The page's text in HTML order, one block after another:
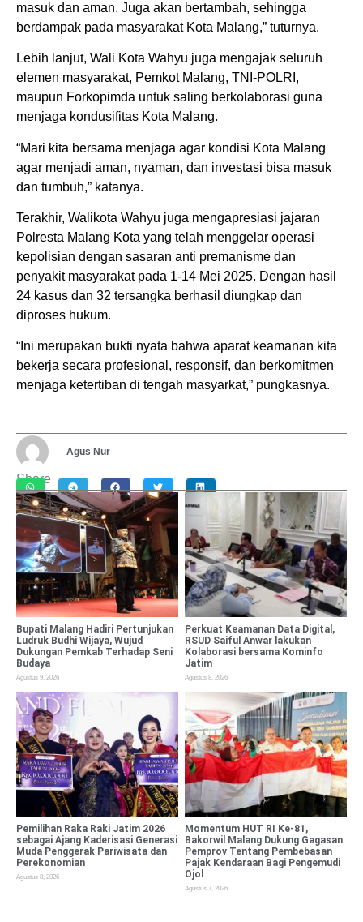
masuk dan aman. Juga akan bertambah, sehingga
berdampak pada masyarakat Kota Malang,” tuturnya.
Lebih lanjut, Wali Kota Wahyu juga mengajak seluruh
elemen masyarakat, Pemkot Malang, TNI-POLRI,
maupun Forkopimda untuk saling berkolaborasi guna
menjaga kondusifitas Kota Malang.
“Mari kita bersama menjaga agar kondisi Kota Malang
agar menjadi aman, nyaman, dan investasi bisa masuk
dan tumbuh,” katanya.
Terakhir, Walikota Wahyu juga mengapresiasi jajaran
Polresta Malang Kota yang telah menggelar operasi
kepolisian dengan sasaran anti premanisme dan
penyakit masyarakat pada 1-14 Mei 2025. Dengan hasil
24 kasus dan 32 tersangka berhasil diungkap dan
diproses hukum.
“Ini merupakan bukti nyata bahwa aparat keamanan kita
bekerja secara profesional, responsif, dan berkomitmen
menjaga ketertiban di tengah masyarkat,” pungkasnya.
Agus Nur
Share
Bupati Malang Hadiri Pertunjukan
Ludruk Budhi Wijaya, Wujud
Dukungan Pemkab Terhadap Seni
Budaya
Agustus 9, 2026
Perkuat Keamanan Data Digital,
RSUD Saiful Anwar lakukan
Kolaborasi bersama Kominfo
Jatim
Agustus 8, 2026
Pemilihan Raka Raki Jatim 2026
sebagai Ajang Kaderisasi Generasi
Muda Penggerak Pariwisata dan
Perekonomian
Agustus 8, 2026
Momentum HUT RI Ke-81,
Bakorwil Malang Dukung Gagasan
Pemprov Tentang Pembebasan
Pajak Kendaraan Bagi Pengemudi
Ojol
Agustus 7, 2026